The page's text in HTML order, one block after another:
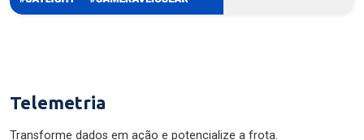
Telemetria
Transforme dados em ação e potencialize a frota.